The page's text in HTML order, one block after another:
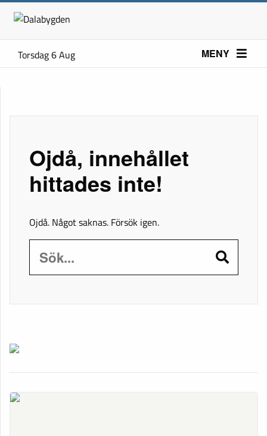
Torsdag 6 Aug MENY
Ojdå, innehållet
hittades inte!
Ojdå. Något saknas. Försök igen.